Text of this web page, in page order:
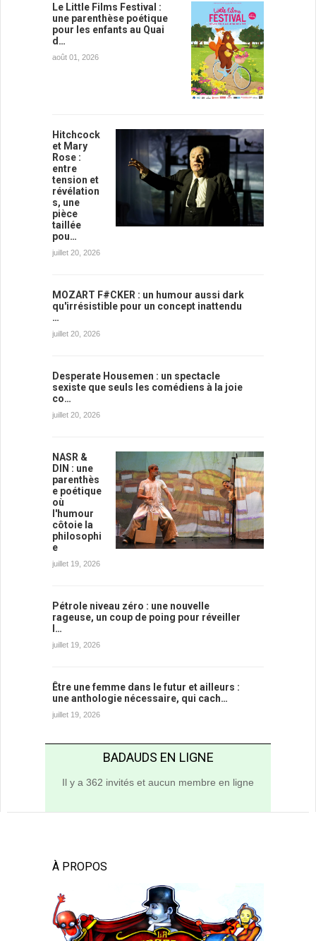
Le Little Films Festival :
une parenthèse poétique
pour les enfants au Quai
d…
août 01, 2026
Hitchcock
et Mary
Rose :
entre
tension et
révélation
s, une
pièce
taillée
pou…
juillet 20, 2026
MOZART F#CKER : un humour aussi dark
qu'irrésistible pour un concept inattendu
…
juillet 20, 2026
Desperate Housemen : un spectacle
sexiste que seuls les comédiens à la joie
co…
juillet 20, 2026
NASR &
DIN : une
parenthès
e poétique
où
l'humour
côtoie la
philosophi
e
juillet 19, 2026
Pétrole niveau zéro : une nouvelle
rageuse, un coup de poing pour réveiller
l…
juillet 19, 2026
Être une femme dans le futur et ailleurs :
une anthologie nécessaire, qui cach…
juillet 19, 2026
BADAUDS EN LIGNE
Il y a 362 invités et aucun membre en ligne
À PROPOS